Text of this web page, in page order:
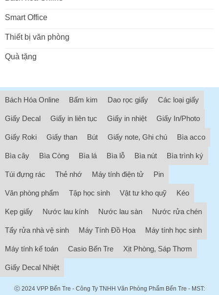
Smart Office
Thiết bị văn phòng
Quà tặng
Bách Hóa Online Bấm kim Dao rọc giấy Các loại giấy
Giấy Decal Giấy in liên tục Giấy in nhiệt Giấy In/Photo
Giấy Roki Giấy than Bút Giấy note, Ghi chú Bìa acco
Bìa cây Bìa Còng Bìa lá Bìa lỗ Bìa nút Bìa trình ký
Túi đựng rác Thẻ nhớ Máy tính điện tử Pin
Văn phòng phẩm Tập học sinh Vật tư kho quỹ Kéo
Kẹp giấy Nước lau kính Nước lau sàn Nước rửa chén
Tẩy rửa nhà vệ sinh Máy Tính Đồ Họa Máy tính học sinh
Máy tính kế toán Casio Bến Tre Xịt Phòng, Sáp Thơm
Giấy Decal Nhiệt
ⓒ 2024 VPP Bến Tre - Công Ty TNHH Văn Phòng Phẩm Bến Tre - MST: